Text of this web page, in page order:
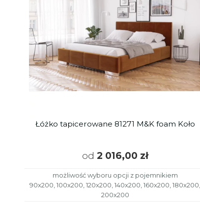
Łóżko tapicerowane 81271 M&K foam Koło
od 2 016,00 zł
możliwość wyboru opcji z pojemnikiem
90x200, 100x200, 120x200, 140x200, 160x200, 180x200,
200x200